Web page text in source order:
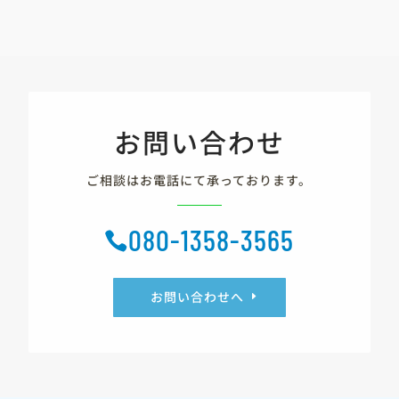
お問い合わせ
ご相談はお電話にて承っております。
080-1358-3565
お問い合わせへ